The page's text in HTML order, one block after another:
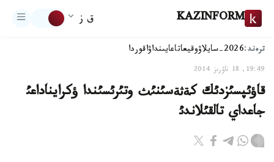
KAZINFORM ق ز
ترەند:2026-سايلاۋ وقيعاتاعايىنداۋاقوردا
19:49, 18 ناۋرىز 2014
قاؤئپسئزدئك كةثةسئنئث وتئرئسئندا ؤكرايناداعئ
جاعداي تالقئلاندئ